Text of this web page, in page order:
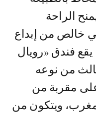
الراحة
خالص من إبداع
فندق «رويال
من نوعه
مقربة من
ويتكون من